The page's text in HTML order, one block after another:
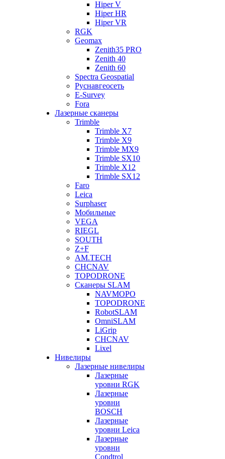
Hiper V
Hiper HR
Hiper VR
RGK
Geomax
Zenith35 PRO
Zenith 40
Zenith 60
Spectra Geospatial
Руснавгеосеть
E-Survey
Fora
Лазерные сканеры
Trimble
Trimble X7
Trimble X9
Trimble MX9
Trimble SX10
Trimble X12
Trimble SX12
Faro
Leica
Surphaser
Мобильные
VEGA
RIEGL
SOUTH
Z+F
AM.TECH
CHCNAV
TOPODRONE
Сканеры SLAM
NAVMOPO
TOPODRONE
RobotSLAM
OmniSLAM
LiGrip
CHCNAV
Lixel
Нивелиры
Лазерные нивелиры
Лазерные
уровни RGK
Лазерные
уровни
BOSCH
Лазерные
уровни Leica
Лазерные
уровни
Condtrol